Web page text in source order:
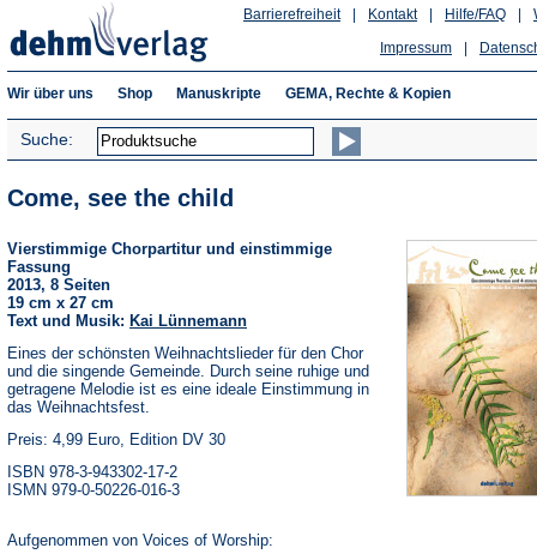
Hilfe/FAQ
Kontakt
Barrierefreiheit
Impressum
Wir über uns Shop Manuskripte GEMA, Rechte & Kopien
Suche:
Come, see the child
Vierstimmige Chorpartitur und einstimmige
Fassung
2013, 8 Seiten
19 cm x 27 cm
Text und Musik: Kai Lünnemann
Eines der schönsten Weihnachtslieder für den Chor
und die singende Gemeinde. Durch seine ruhige und
getragene Melodie ist es eine ideale Einstimmung in
das Weihnachtsfest.
Preis: 4,99 Euro, Edition DV 30
ISBN 978-3-943302-17-2
ISMN 979-0-50226-016-3
Aufgenommen von Voices of Worship: